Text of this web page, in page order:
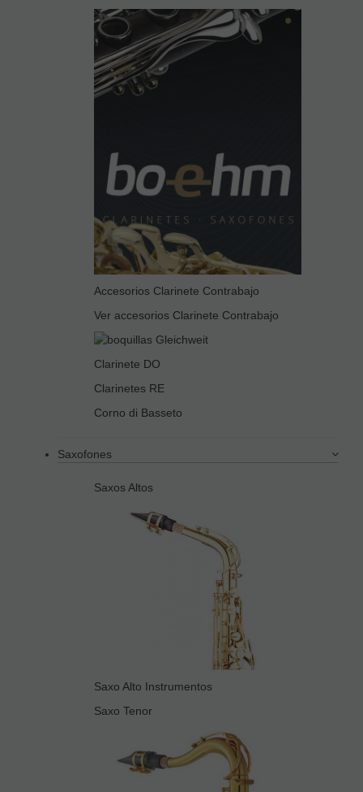
Accesorios Clarinete Contrabajo
Ver accesorios Clarinete Contrabajo
Clarinete DO
Clarinetes RE
Corno di Basseto
Saxofones
Saxos Altos
Saxo Alto Instrumentos
Saxo Tenor